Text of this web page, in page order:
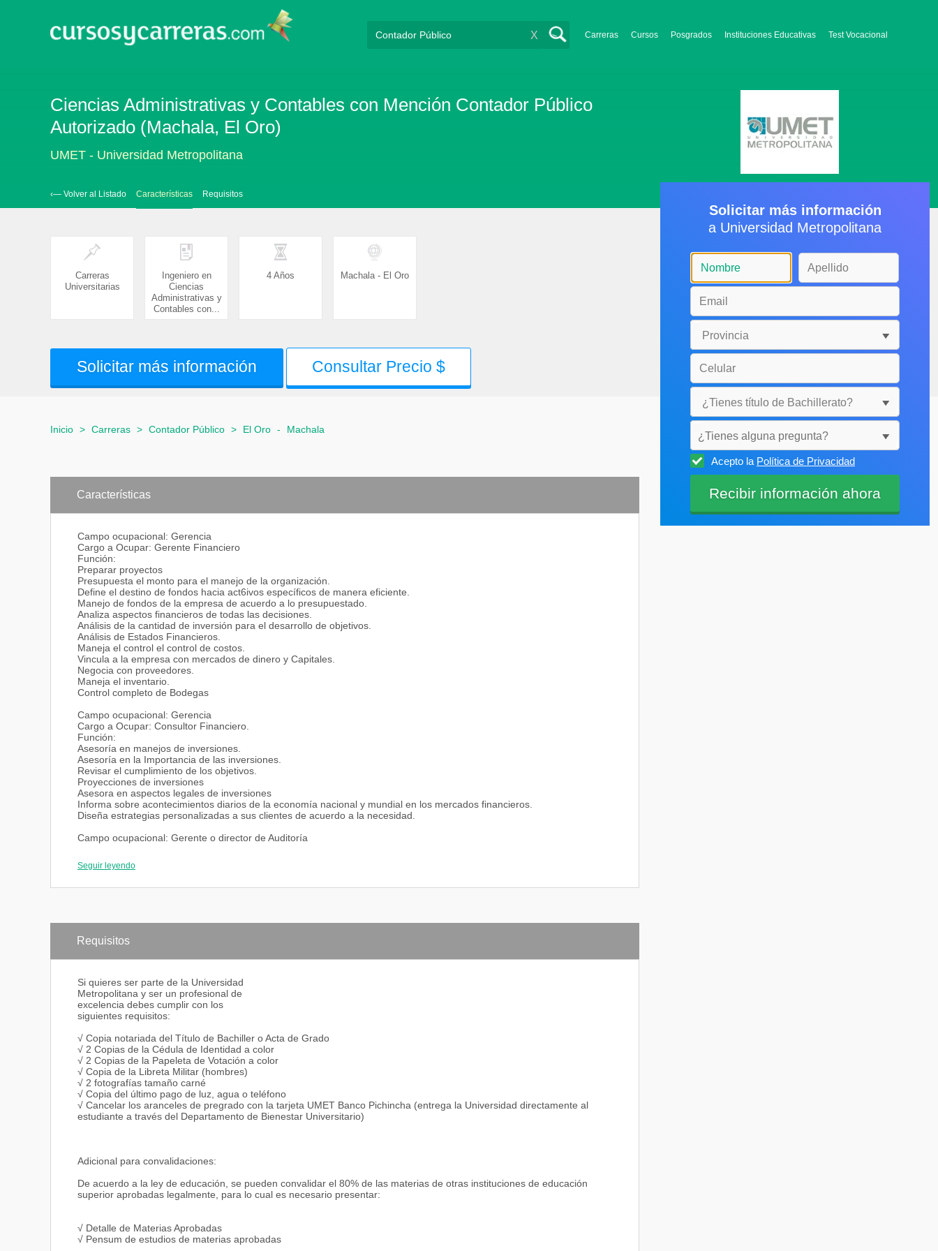
Carreras Cursos Posgrados Instituciones Educativas Test Vocacional
X
Ciencias Administrativas y Contables con Mención Contador Público
Autorizado (Machala, El Oro)
UMET - Universidad Metropolitana
‹— Volver al Listado Características Requisitos
Carreras
Universitarias
Ingeniero en
Ciencias
Administrativas y
Contables con...
4 Años Machala - El Oro
Solicitar más información Consultar Precio $
Inicio > Carreras > Contador Público > El Oro - Machala
Características
Campo ocupacional: Gerencia
Cargo a Ocupar: Gerente Financiero
Función:
Preparar proyectos
Presupuesta el monto para el manejo de la organización.
Define el destino de fondos hacia act6ivos específicos de manera eficiente.
Manejo de fondos de la empresa de acuerdo a lo presupuestado.
Analiza aspectos financieros de todas las decisiones.
Análisis de la cantidad de inversión para el desarrollo de objetivos.
Análisis de Estados Financieros.
Maneja el control el control de costos.
Vincula a la empresa con mercados de dinero y Capitales.
Negocia con proveedores.
Maneja el inventario.
Control completo de Bodegas
Campo ocupacional: Gerencia
Cargo a Ocupar: Consultor Financiero.
Función:
Asesoría en manejos de inversiones.
Asesoría en la Importancia de las inversiones.
Revisar el cumplimiento de los objetivos.
Proyecciones de inversiones
Asesora en aspectos legales de inversiones
Informa sobre acontecimientos diarios de la economía nacional y mundial en los mercados financieros.
Diseña estrategias personalizadas a sus clientes de acuerdo a la necesidad.
Campo ocupacional: Gerente o director de Auditoría
Función:
Planificar, coordinar, procesos de Auditoría Administrativa.
Determinar los procesos para Auditoría Financiera sobre Estados Financieros de la empresa.
Examinar el manejo de Recursos
Elabora y presenta informes
Campo ocupacional: Contralor
Cargo a Ocupar: Gerente o director del departamento de comercialización
Función:
Elaborar presupuestos
Supervisar el logro de objetivos
Estudio e implementación de nuevos negocios2
Poseer dominio en las técnicas de expresión oral, escrita e investigación.
Dominio de idiomas
Campo ocupacional: Docente
Cargo a Ocupar: Docente universitario
Función:
Aportes de investigación con vinculación a la comunidad
Poseer dominio en las técnicas de expresión oral, escrita e investigación.
Asesoramiento de tesis
Cargo a Ocupar: Asesor o Consultor
Función:
Seguir leyendo
Requisitos
Si quieres ser parte de la Universidad
Metropolitana y ser un profesional de
excelencia debes cumplir con los
siguientes requisitos:
√ Copia notariada del Título de Bachiller o Acta de Grado
√ 2 Copias de la Cédula de Identidad a color
√ 2 Copias de la Papeleta de Votación a color
√ Copia de la Libreta Militar (hombres)
√ 2 fotografías tamaño carné
√ Copia del último pago de luz, agua o teléfono
√ Cancelar los aranceles de pregrado con la tarjeta UMET Banco Pichincha (entrega la Universidad directamente al
estudiante a través del Departamento de Bienestar Universitario)
Adicional para convalidaciones:
De acuerdo a la ley de educación, se pueden convalidar el 80% de las materias de otras instituciones de educación
superior aprobadas legalmente, para lo cual es necesario presentar:
√ Detalle de Materias Aprobadas
√ Pensum de estudios de materias aprobadas
Solicitar más información
a Universidad Metropolitana
¿Tienes alguna pregunta?
Selecciónala
Acepto la Política de Privacidad